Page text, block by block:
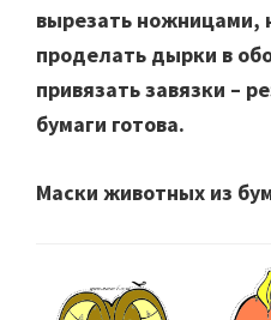
вырезать ножницами,
проделать дырки в
привязать завязки –
бумаги готова.
Маски животных из